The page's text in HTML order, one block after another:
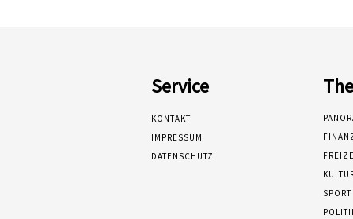
Service
KONTAKT
IMPRESSUM
DATENSCHUTZ
SPORT